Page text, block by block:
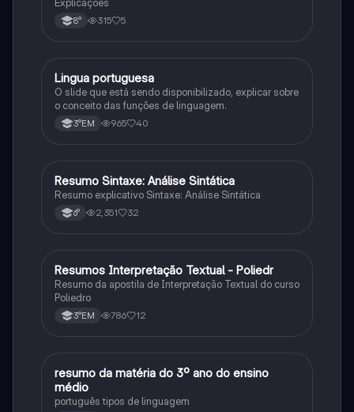
Explicações
8° 315 5
Português
Lingua portuguesa
O slide que está sendo disponibilizado, explicar sobre
o conceito das funções de linguagem.
3°EM 965 40
Português
Resumo Sintaxe: Análise Sintática
Resumo explicativo Sintaxe: Análise Sintática
6° 2,351 32
Português
Resumos Interpretação Textual - Poliedr
Resumo da apostila de Interpretação Textual do curso
Poliedro
3°EM 786 12
Português
resumo da matéria do 3º ano do ensino
médio
português tipos de linguagem